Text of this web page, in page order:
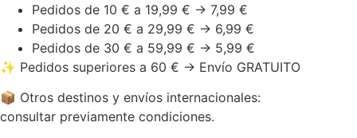
Pedidos de 10 € a 19,99 € → 7,99 €
Pedidos de 20 € a 29,99 € → 6,99 €
Pedidos de 30 € a 59,99 € → 5,99 €
✨ Pedidos superiores a 60 € → Envío GRATUITO
📦 Otros destinos y envíos internacionales:
consultar previamente condiciones.